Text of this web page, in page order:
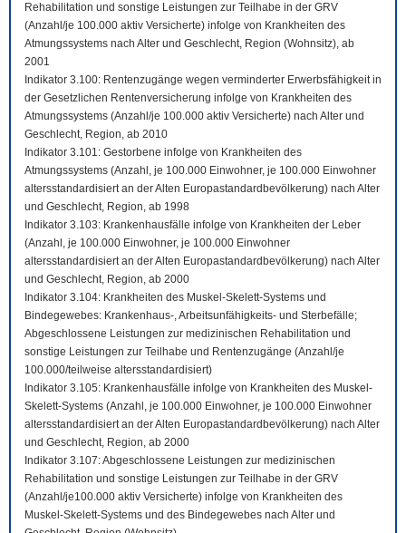
Rehabilitation und sonstige Leistungen zur Teilhabe in der GRV
(Anzahl/je 100.000 aktiv Versicherte) infolge von Krankheiten des
Atmungssystems nach Alter und Geschlecht, Region (Wohnsitz), ab
2001
Indikator 3.100: Rentenzugänge wegen verminderter Erwerbsfähigkeit in
der Gesetzlichen Rentenversicherung infolge von Krankheiten des
Atmungssystems (Anzahl/je 100.000 aktiv Versicherte) nach Alter und
Geschlecht, Region, ab 2010
Indikator 3.101: Gestorbene infolge von Krankheiten des
Atmungssystems (Anzahl, je 100.000 Einwohner, je 100.000 Einwohner
altersstandardisiert an der Alten Europastandardbevölkerung) nach Alter
und Geschlecht, Region, ab 1998
Indikator 3.103: Krankenhausfälle infolge von Krankheiten der Leber
(Anzahl, je 100.000 Einwohner, je 100.000 Einwohner
altersstandardisiert an der Alten Europastandardbevölkerung) nach Alter
und Geschlecht, Region, ab 2000
Indikator 3.104: Krankheiten des Muskel-Skelett-Systems und
Bindegewebes: Krankenhaus-, Arbeitsunfähigkeits- und Sterbefälle;
Abgeschlossene Leistungen zur medizinischen Rehabilitation und
sonstige Leistungen zur Teilhabe und Rentenzugänge (Anzahl/je
100.000/teilweise altersstandardisiert)
Indikator 3.105: Krankenhausfälle infolge von Krankheiten des Muskel-
Skelett-Systems (Anzahl, je 100.000 Einwohner, je 100.000 Einwohner
altersstandardisiert an der Alten Europastandardbevölkerung) nach Alter
und Geschlecht, Region, ab 2000
Indikator 3.107: Abgeschlossene Leistungen zur medizinischen
Rehabilitation und sonstige Leistungen zur Teilhabe in der GRV
(Anzahl/je100.000 aktiv Versicherte) infolge von Krankheiten des
Muskel-Skelett-Systems und des Bindegewebes nach Alter und